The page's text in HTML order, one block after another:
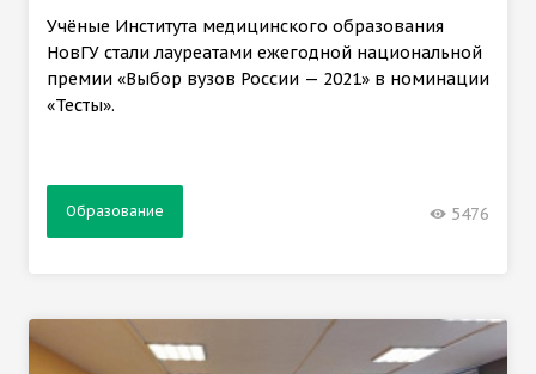
Учёные Института медицинского образования
НовГУ стали лауреатами ежегодной национальной
премии «Выбор вузов России — 2021» в номинации
«Тесты».
Образование 5476